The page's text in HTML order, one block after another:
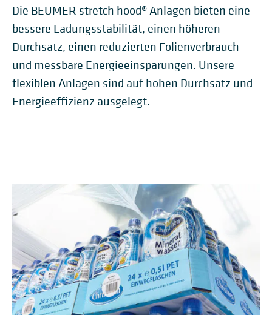
Die BEUMER stretch hood® Anlagen bieten eine
bessere Ladungsstabilität, einen höheren
Durchsatz, einen reduzierten Folienverbrauch
und messbare Energieeinsparungen. Unsere
flexiblen Anlagen sind auf hohen Durchsatz und
Energieeffizienz ausgelegt.